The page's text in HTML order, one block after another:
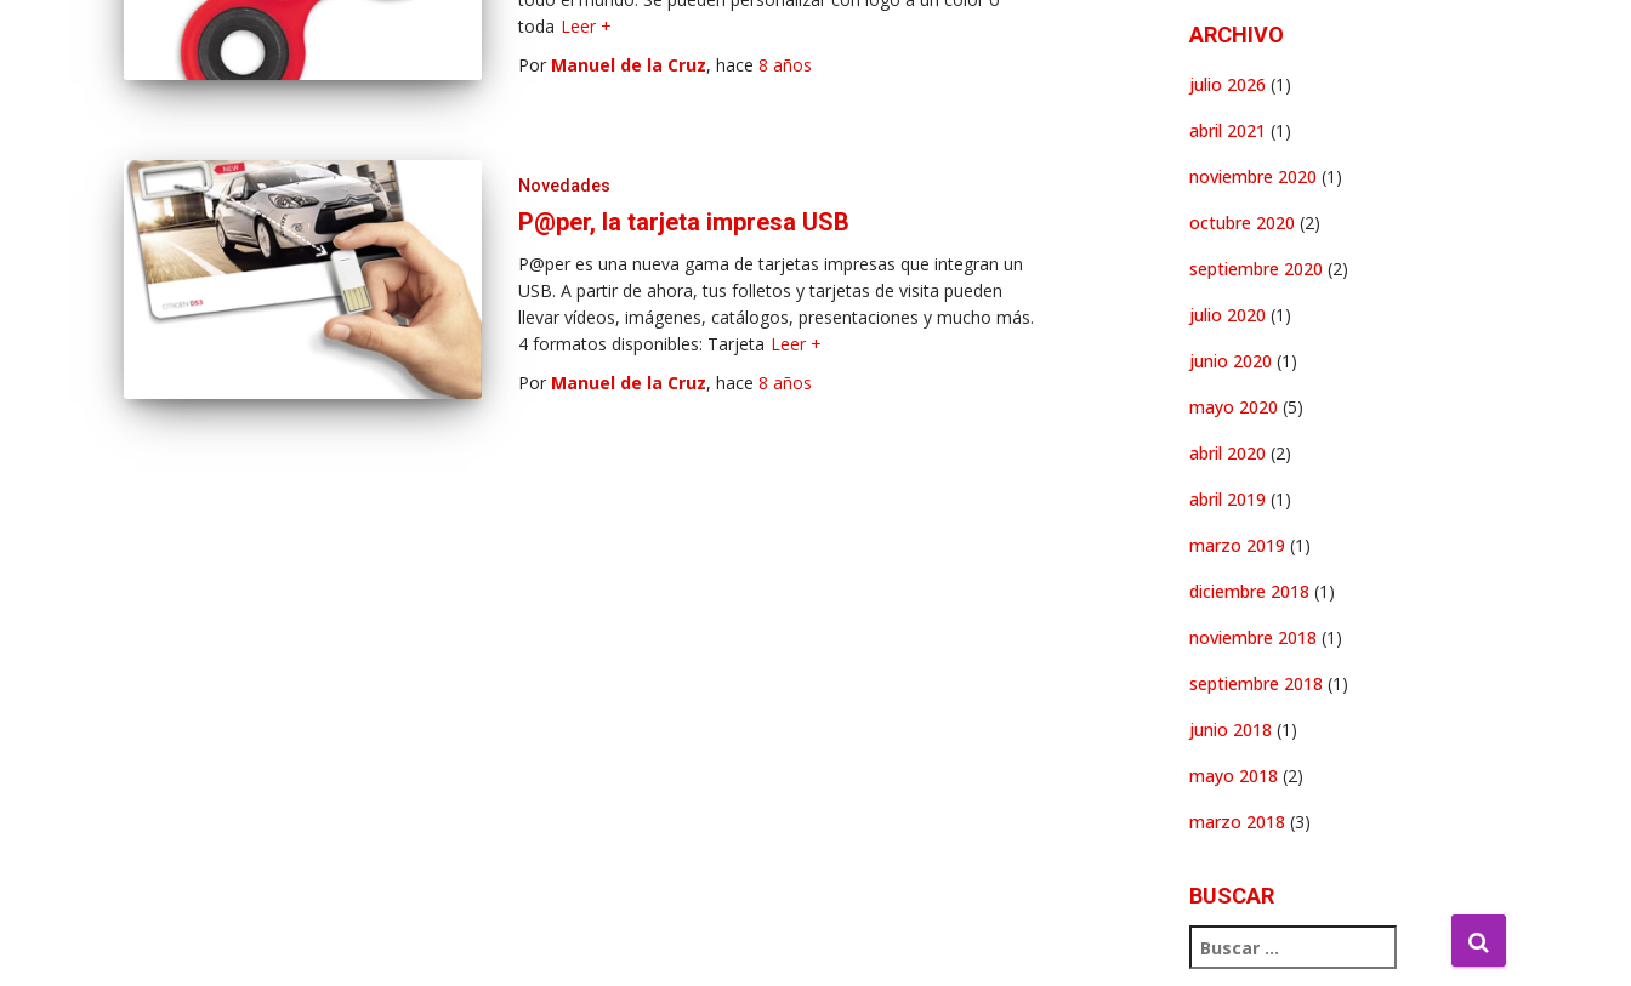
toda Leer +
Por Manuel de la Cruz, hace 8 años
Novedades
P@per, la tarjeta impresa USB
P@per es una nueva gama de tarjetas impresas que integran un
USB. A partir de ahora, tus folletos y tarjetas de visita pueden
llevar vídeos, imágenes, catálogos, presentaciones y mucho más.
4 formatos disponibles: Tarjeta Leer +
Por Manuel de la Cruz, hace 8 años
ARCHIVO
julio 2026 (1)
abril 2021 (1)
noviembre 2020 (1)
octubre 2020 (2)
septiembre 2020 (2)
julio 2020 (1)
junio 2020 (1)
mayo 2020 (5)
abril 2020 (2)
abril 2019 (1)
marzo 2019 (1)
diciembre 2018 (1)
noviembre 2018 (1)
septiembre 2018 (1)
junio 2018 (1)
mayo 2018 (2)
marzo 2018 (3)
BUSCAR
u